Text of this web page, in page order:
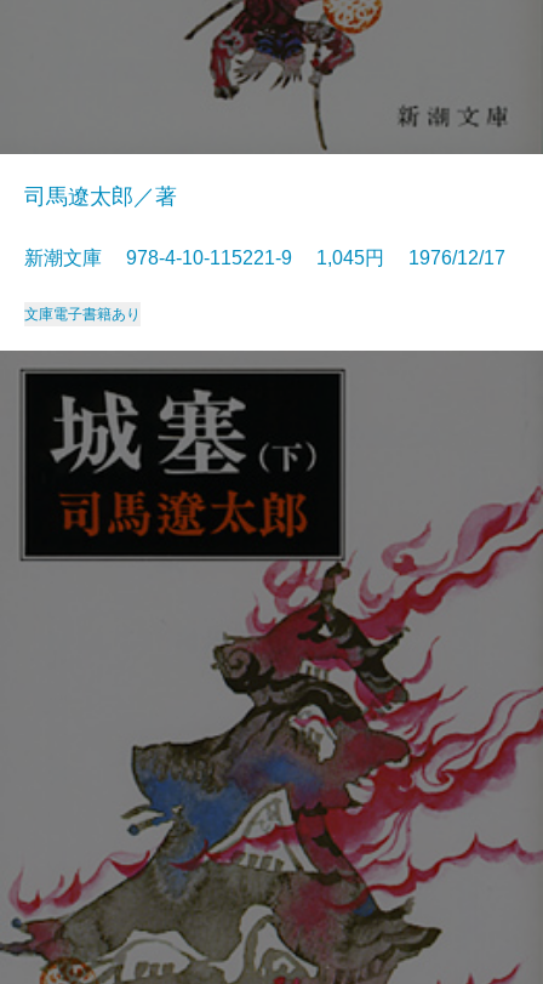
司馬遼太郎／著
新潮文庫 978-4-10-115221-9 1,045円 1976/12/17
文庫電子書籍あり